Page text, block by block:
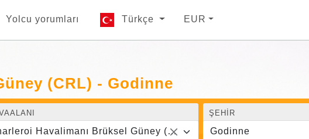
Yolcu yorumları Türkçe EUR
(CRL) - Godinne
Charleroi Havalimanı Brüksel Güney (CRL)
ŞEHIR
Godinne